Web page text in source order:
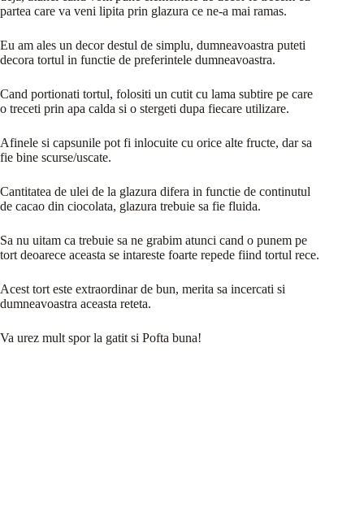
partea care va veni lipita prin glazura ce ne-a mai ramas.
Eu am ales un decor destul de simplu, dumneavoastra puteti
decora tortul in functie de preferintele dumneavoastra.
Cand portionati tortul, folositi un cutit cu lama subtire pe care
o treceti prin apa calda si o stergeti dupa fiecare utilizare.
Afinele si capsunile pot fi inlocuite cu orice alte fructe, dar sa
fie bine scurse/uscate.
Cantitatea de ulei de la glazura difera in functie de continutul
de cacao din ciocolata, glazura trebuie sa fie fluida.
Sa nu uitam ca trebuie sa ne grabim atunci cand o punem pe
tort deoarece aceasta se intareste foarte repede fiind tortul rece.
Acest tort este extraordinar de bun, merita sa incercati si
dumneavoastra aceasta reteta.
Va urez mult spor la gatit si Pofta buna!